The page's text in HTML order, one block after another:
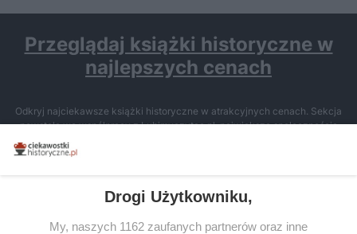
Przeglądaj książki historyczne w
najlepszych cenach
Odkryj najciekawsze książki historyczne w atrakcyjnych cenach. Sekcja
powstała we współpracy z Lubimyczytac.pl, największą społecznością
miłośników literatury w Polsce – dzięki temu możesz wybierać spośród
tytułów najwyżej ocenianych przez czytelników.
Drogi Użytkowniku,
My, naszych 1162 zaufanych partnerów oraz inne